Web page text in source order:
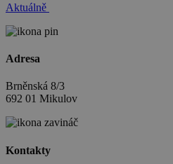
Aktuálně
Adresa
Brněnská 8/3
692 01 Mikulov
Kontakty